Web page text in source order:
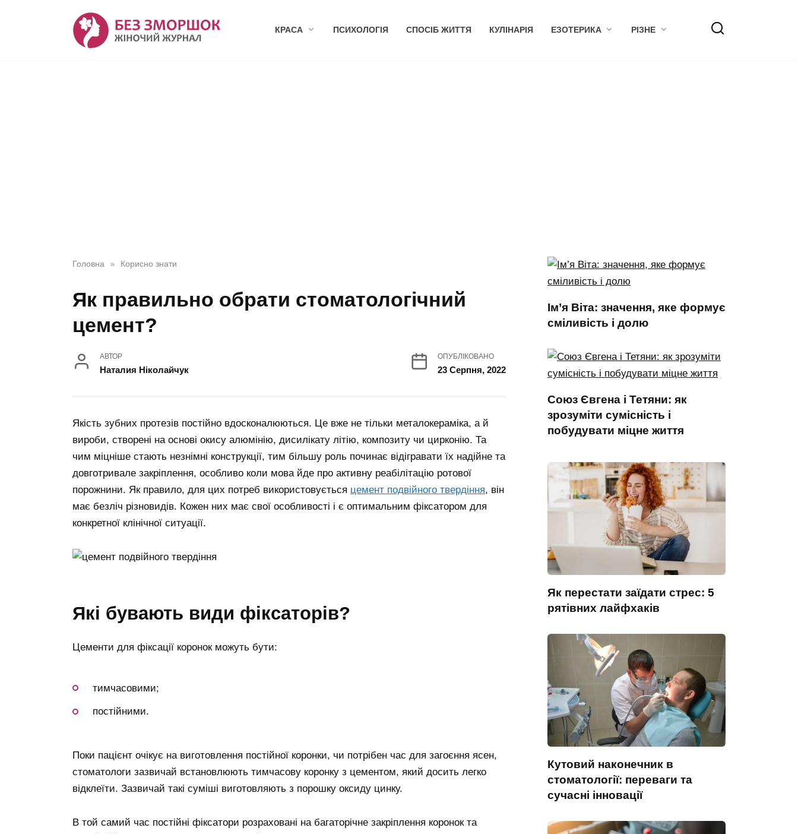
КРАСА ПСИХОЛОГІЯ СПОСІБ ЖИТТЯ КУЛІНАРІЯ ЕЗОТЕРИКА РІЗНЕ
Головна » Корисно знати
Як правильно обрати стоматологічний
цемент?
АВТОР
Наталия Ніколайчук
ОПУБЛІКОВАНО
23 Серпня, 2022
Якість зубних протезів постійно вдосконалюються. Це вже не тільки металокераміка, а й
вироби, створені на основі окису алюмінію, дисилікату літію, композиту чи цирконію. Та
чим міцніше стають незнімні конструкції, тим більшу роль починає відігравати їх надійне та
довготривале закріплення, особливо коли мова йде про активну реабілітацію ротової
порожнини. Як правило, для цих потреб використовується цемент подвійного твердіння, він
має безліч різновидів. Кожен них має свої особливості і є оптимальним фіксатором для
конкретної клінічної ситуації.
які бувають види фіксаторів?
Цементи для фіксації коронок можуть бути:
тимчасовими;
постійними.
Поки пацієнт очікує на виготовлення постійної коронки, чи потрібен час для загоєння ясен,
стоматологи зазвичай встановлюють тимчасову коронку з цементом, який досить легко
відклеїти. Зазвичай такі суміші виготовляють з порошку оксиду цинку.
В той самий час постійні фіксатори розраховані на багаторічне закріплення коронок та
Ім’я Віта: значення, яке формує
сміливість і долю
Союз Євгена і Тетяни: як
зрозуміти сумісність і
побудувати міцне життя
Як перестати заїдати стрес: 5
рятівних лайфхаків
Кутовий наконечник в
стоматології: переваги та
сучасні інновації